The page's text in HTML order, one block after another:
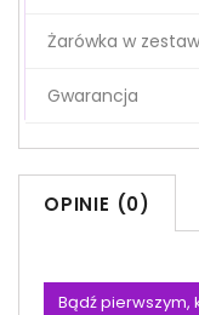
Żarówka w
Gwarancja
OPINIE (0)
Bądź pierwszym,